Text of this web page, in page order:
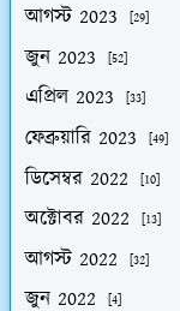
আগস্ট 2023 [29]
জুন 2023 [52]
এপ্রিল 2023 [33]
ফেব্রুয়ারি 2023 [49]
ডিসেম্বর 2022 [10]
অক্টোবর 2022 [13]
আগস্ট 2022 [32]
জুন 2022 [4]